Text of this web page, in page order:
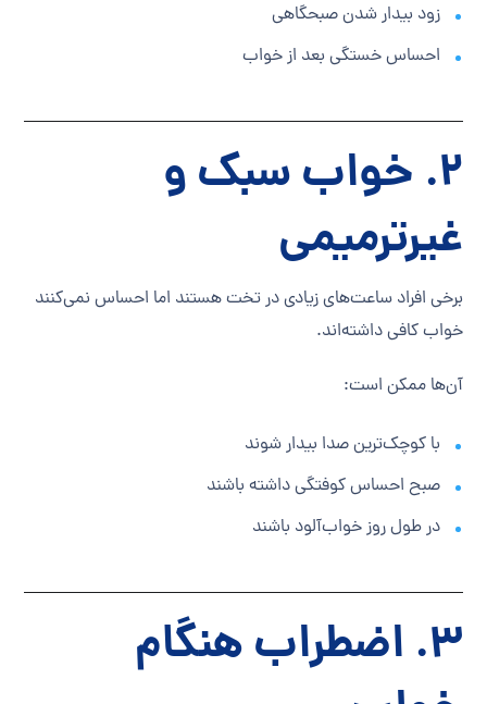
زود بیدار شدن صبحگاهی
احساس خستگی بعد از خواب
۲. خواب سبک و
غیرترمیمی
برخی افراد ساعت‌های زیادی در تخت هستند اما احساس نمی‌کنند
خواب کافی داشته‌اند.
آن‌ها ممکن است:
با کوچک‌ترین صدا بیدار شوند
صبح احساس کوفتگی داشته باشند
در طول روز خواب‌آلود باشند
۳. اضطراب هنگام